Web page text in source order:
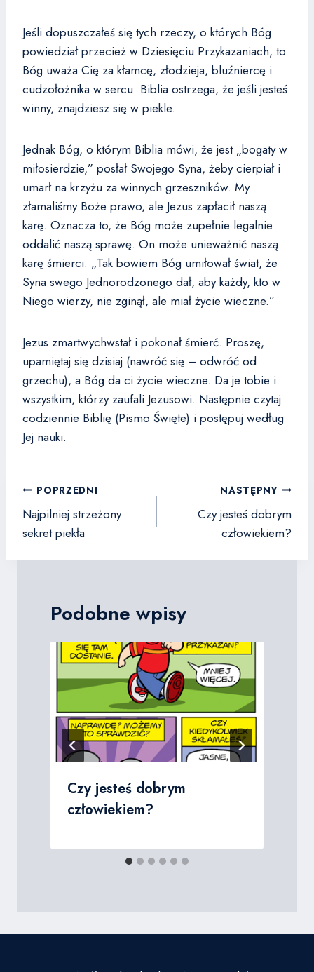
Jeśli dopuszczałeś się tych rzeczy, o których Bóg
powiedział przecież w Dziesięciu Przykazaniach, to
Bóg uważa Cię za kłamcę, złodzieja, bluźniercę i
cudzołożnika w sercu. Biblia ostrzega, że jeśli jesteś
winny, znajdziesz się w piekle.
Jednak Bóg, o którym Biblia mówi, że jest „bogaty w
miłosierdzie,” posłał Swojego Syna, żeby cierpiał i
umarł na krzyżu za winnych grzeszników. My
złamaliśmy Boże prawo, ale Jezus zapłacił naszą
karę. Oznacza to, że Bóg może zupełnie legalnie
oddalić naszą sprawę. On może unieważnić naszą
karę śmierci: „Tak bowiem Bóg umiłował świat, że
Syna swego Jednorodzonego dał, aby każdy, kto w
Niego wierzy, nie zginął, ale miał życie wieczne.”
Jezus zmartwychwstał i pokonał śmierć. Proszę,
upamiętaj się dzisiaj (nawróć się – odwróć od
grzechu), a Bóg da ci życie wieczne. Da je tobie i
wszystkim, którzy zaufali Jezusowi. Następnie czytaj
codziennie Biblię (Pismo Święte) i postępuj według
Jej nauki.
Nawigacja
wpisu
POPRZEDNI
Najpilniej strzeżony
sekret piekła
NASTĘPNY
Czy jesteś dobrym
człowiekiem?
Podobne wpisy
Czy jesteś dobrym
człowiekiem?